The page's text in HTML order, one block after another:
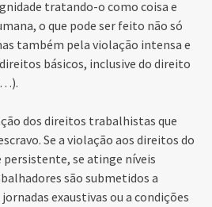
tratando-o como coisa e
o que pode ser feito não só
também pela violação intensa e
básicos, inclusive do direito
dos direitos trabalhistas que
Se a violação aos direitos do
se atinge níveis
são submetidos a
exaustivas ou a condições